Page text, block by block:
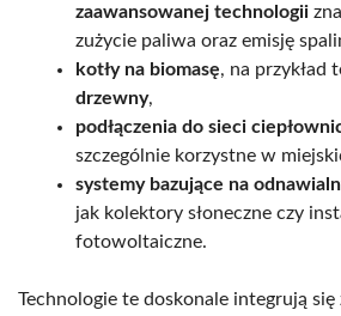
zaawansowanej technologii
zużycie paliwa oraz emisję
kotły na biomasę, na przykład
drzewny,
podłączenia do sieci
szczególnie korzystne w
systemy bazujące na
jak kolektory słoneczne czy
fotowoltaiczne.
Technologie te doskonale integrują się